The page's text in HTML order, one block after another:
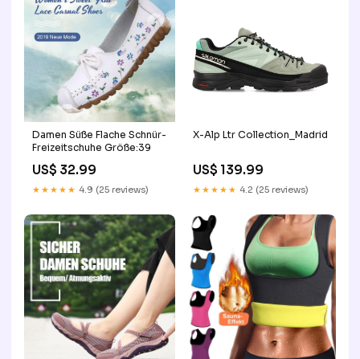
Damen Süße Flache Schnür-
Freizeitschuhe Größe:39
US$ 32.99
★★★★★ 4.9 (25 reviews)
X-Alp Ltr Collection_Madrid
US$ 139.99
★★★★★ 4.2 (25 reviews)